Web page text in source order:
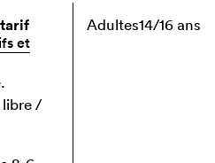
et
libre /
Adultes14/16 ans